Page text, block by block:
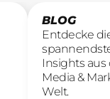
BLOG
Entdecke
Insights aus
Media &
Welt.